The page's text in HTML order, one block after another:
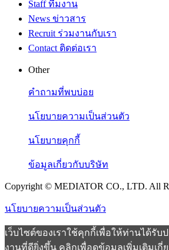
Staff ทีมงาน
News ข่าวสาร
Recruit ร่วมงานกับเรา
Contact ติดต่อเรา
Other
คำถามที่พบบ่อย
นโยบายความเป็นส่วนตัว
นโยบายคุกกี้
ข้อมูลเกี่ยวกับบริษัท
Copyright © MEDIATOR CO., LTD. All
นโยบายความเป็นส่วนตัว
เว็บไซต์ของเราใช้คุกกี้เพื่อให้ท่านได้รั
งานที่ดียิ่งขึ้น คลิกเพื่อดูข้อมูลเพิ่มเติมเกี่